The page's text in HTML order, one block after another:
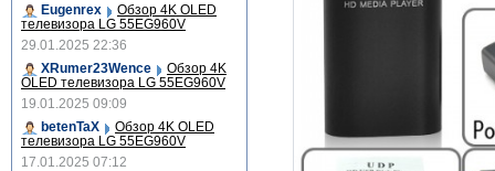
Eugenrex
Обзор 4K OLED
телевизора LG 55EG960V
29.01.2025 22:36
XRumer23Wence
Обзор 4K
OLED телевизора LG 55EG960V
19.01.2025 09:09
betenTaX
Обзор 4K OLED
телевизора LG 55EG960V
17.01.2025 07:12